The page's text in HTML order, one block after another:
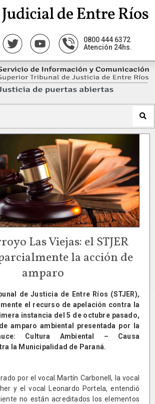
0800 444 6372
Atención 24hs.
Las Viejas: el STJER
la acción de
amparo
de Justicia de Entre Ríos (STJER),
el recurso de apelación contra la
instancia del 5 de octubre pasado,
amparo ambiental presentada por la
Cultura Ambiental – Causa
la Municipalidad de Paraná.
por el vocal Martín Carbonell, la vocal
y el vocal Leonardo Portela, entendió
no están acreditados los elementos